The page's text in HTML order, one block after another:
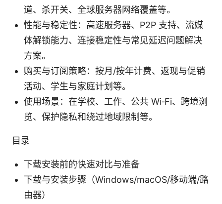
道、杀开关、全球服务器网络覆盖等。
性能与稳定性：高速服务器、P2P 支持、流媒
体解锁能力、连接稳定性与常见延迟问题解决
方案。
购买与订阅策略：按月/按年计费、返现与促销
活动、学生与家庭计划等。
使用场景：在学校、工作、公共 Wi‑Fi、跨境浏
览、保护隐私和绕过地域限制等。
目录
下载安装前的快速对比与准备
下载与安装步骤（Windows/macOS/移动端/路
由器）